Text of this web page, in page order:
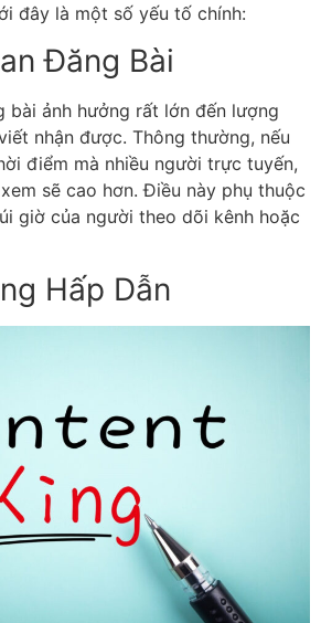
đây là một số yếu tố chính:
Đăng Bài
bài ảnh hưởng rất lớn đến lượng
nhận được. Thông thường, nếu
điểm mà nhiều người trực tuyến,
sẽ cao hơn. Điều này phụ thuộc
giờ của người theo dõi kênh hoặc
Hấp Dẫn